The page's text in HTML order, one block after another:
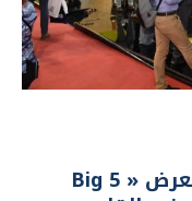
انطلاق النسخة الخامسة من معرض « Big 5